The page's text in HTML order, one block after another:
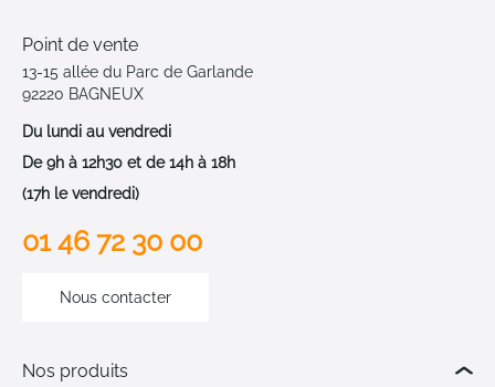
Point de vente
13-15 allée du Parc de Garlande
92220 BAGNEUX
Du lundi au vendredi
De 9h à 12h30 et de 14h à 18h
(17h le vendredi)
01 46 72 30 00
Nous contacter
Nos produits